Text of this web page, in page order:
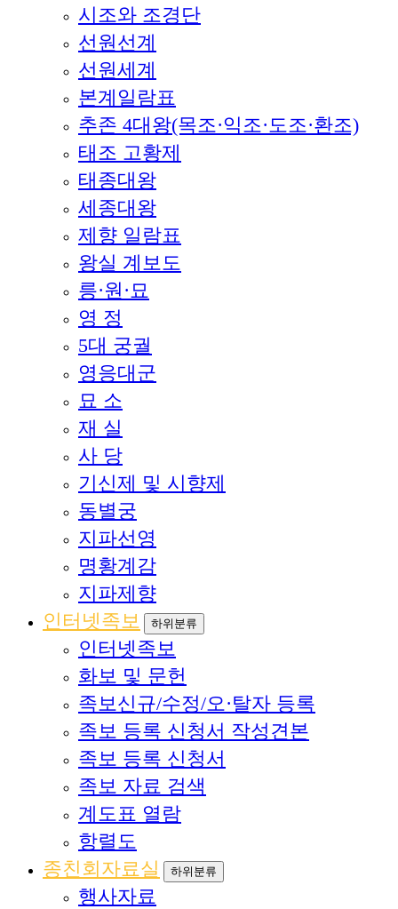
시조와 조경단
선원선계
선원세계
본계일람표
추존 4대왕(목조·익조·도조·환조)
태조 고황제
태종대왕
세종대왕
제향 일람표
왕실 계보도
릉·원·묘
영 정
5대 궁궐
영응대군
묘 소
재 실
사 당
기신제 및 시향제
동별궁
지파선영
명황계감
지파제향
인터넷족보
하위분류
인터넷족보
화보 및 문헌
족보신규/수정/오·탈자 등록
족보 등록 신청서 작성견본
족보 등록 신청서
족보 자료 검색
계도표 열람
항렬도
종친회자료실
하위분류
행사자료